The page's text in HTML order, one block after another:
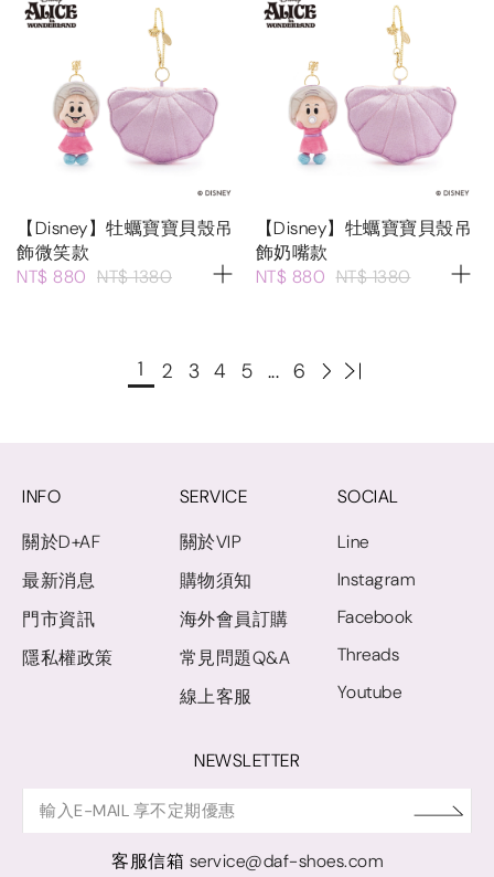
【Disney】牡蠣寶寶貝殼吊
飾微笑款
NT$ 880 NT$ 1380
【Disney】牡蠣寶寶貝殼吊
飾奶嘴款
NT$ 880 NT$ 1380
1 2 3 4 5 ... 6
INFO
關於D+AF
最新消息
門市資訊
隱私權政策
SERVICE
關於VIP
購物須知
海外會員訂購
常見問題Q&A
線上客服
SOCIAL
Line
Instagram
Facebook
Threads
Youtube
NEWSLETTER
客服信箱 service@daf-shoes.com